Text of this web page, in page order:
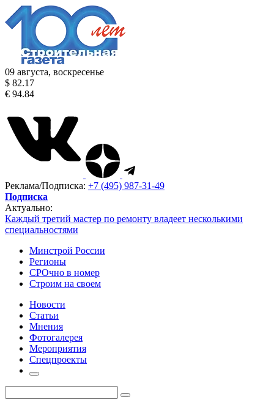
09 августа, воскресенье
$ 82.17
€ 94.84
Реклама/Подписка: +7 (495) 987-31-49
Подписка
Актуально:
Каждый третий мастер по ремонту владеет несколькими
специальностями
Минстрой России
Регионы
СРОчно в номер
Строим на своем
Новости
Статьи
Мнения
Фотогалерея
Мероприятия
Спецпроекты